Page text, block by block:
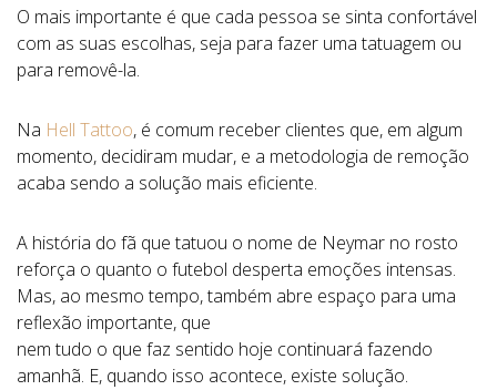
O mais importante é que cada pessoa se sinta confortável
com as suas escolhas, seja para fazer uma tatuagem ou
para removê-la.
Na Hell Tattoo, é comum receber clientes que, em algum
momento, decidiram mudar, e a metodologia de remoção
acaba sendo a solução mais eficiente.
A história do fã que tatuou o nome de Neymar no rosto
reforça o quanto o futebol desperta emoções intensas.
Mas, ao mesmo tempo, também abre espaço para uma
reflexão importante, que
nem tudo o que faz sentido hoje continuará fazendo
amanhã. E, quando isso acontece, existe solução.